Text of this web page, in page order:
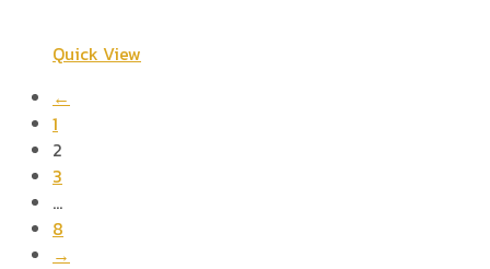
Quick View
←
1
2
3
…
8
→